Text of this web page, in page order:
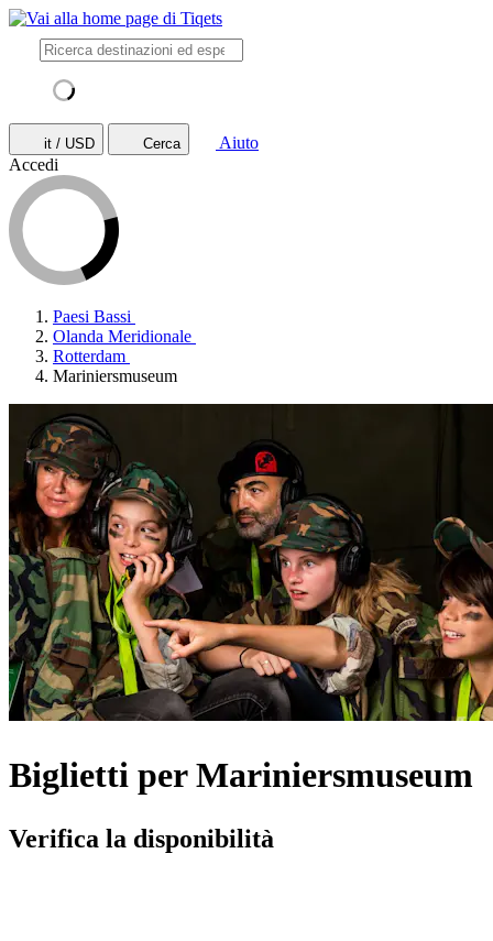
it / USD Cerca
Aiuto
Accedi
Paesi Bassi
Olanda Meridionale
Rotterdam
Mariniersmuseum
Biglietti per Mariniersmuseum
Verifica la disponibilità